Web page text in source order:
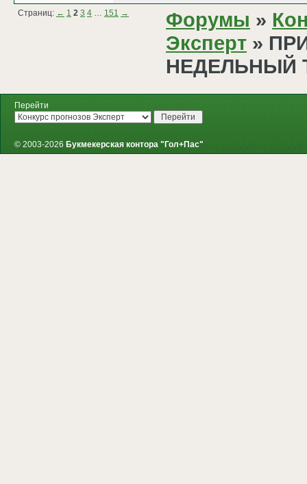
Страниц: ← 1 2 3 4 … 151 → Форумы »
Эксперт »
НЕДЕЛЬНЫЙ
Перейти
© 2003-2026 Букмекерская контора "Гол+Пас"